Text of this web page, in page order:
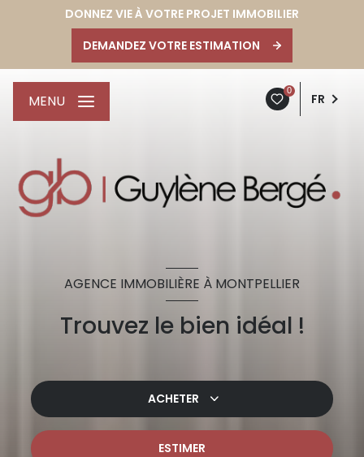
DONNEZ VIE À VOTRE PROJET IMMOBILIER
DEMANDEZ VOTRE ESTIMATION
0
FR
MENU
AGENCE IMMOBILIÈRE À MONTPELLIER
Trouvez le bien idéal !
ACHETER
ESTIMER